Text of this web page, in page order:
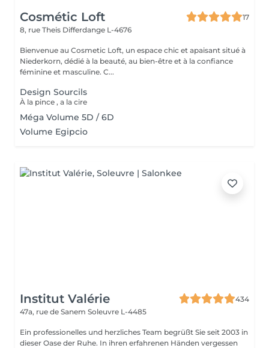
Cosmétic Loft
17
8, rue Theis Differdange L-4676
Bienvenue au Cosmetic Loft, un espace chic et apaisant situé à
Niederkorn, dédié à la beauté, au bien-être et à la confiance
féminine et masculine. C...
Design Sourcils
À la pince , a la cire
Méga Volume 5D / 6D
Volume Egipcio
Institut Valérie
434
47a, rue de Sanem Soleuvre L-4485
Ein professionelles und herzliches Team begrüßt Sie seit 2003 in
dieser Oase der Ruhe. In ihren erfahrenen Händen vergessen